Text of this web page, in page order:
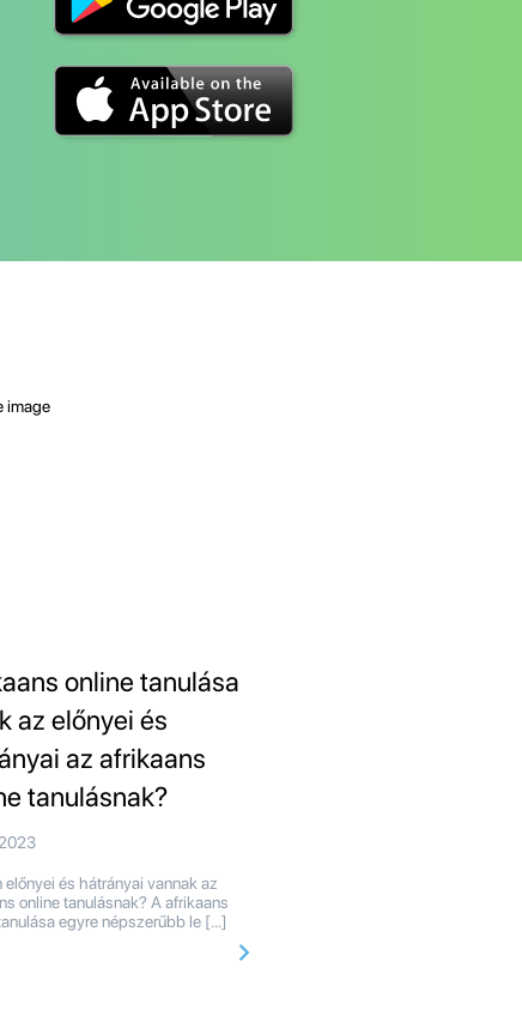
online tanulása
az előnyei és
az afrikaans
tanulásnak?
előnyei és hátrányai vannak az
online tanulásnak? A afrikaans
egyre népszerűbb le […]